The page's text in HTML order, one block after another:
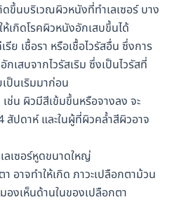
ขึ้นบริเวณผิวหนังที่ทำเลเซอร์ บาง
เกิดโรคผิวหนังอักเสบขึ้นได้
ย เชื้อรา หรือเชื้อไวรัสอื่น ซึ่งการ
เสบจากไวรัสเริม ซึ่งเป็นไวรัสที่
ป็นเริมมาก่อน
ช่น ผิวมีสีเข้มขึ้นหรือจางลง จะ
สัปดาห์ และในผู้ที่ผิวคล้ำสีผิวอาจ
ลเซอร์หูดขนาดใหญ่
อาจทำให้เกิด ภาวะเปลือกตาม้วน
งเห็นด้านในของเปลือกตา